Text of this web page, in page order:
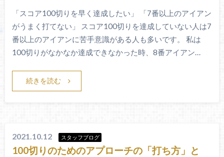
「スコア100切りを早く達成したい」 「7番以上のアイアン
がうまく打てない」 スコア100切りを達成していない人は7
番以上のアイアンに苦手意識がある人も多いです。 私は
100切りがなかなか達成できなかった時、8番アイアン…
続きを読む
2021.10.12 スタッフブログ
100切りのためのアプローチの「打ち方」と